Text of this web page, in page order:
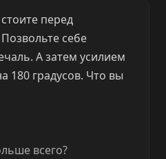
перед
себе
А затем усилием
180 градусов. Что вы
всего?